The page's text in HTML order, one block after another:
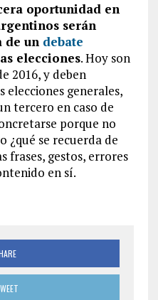
oportunidad en
serán
de un debate
elecciones. Hoy son
2016, y deben
elecciones generales,
tercero en caso de
porque no
¿qué se recuerda de
frases, gestos, errores
en sí.